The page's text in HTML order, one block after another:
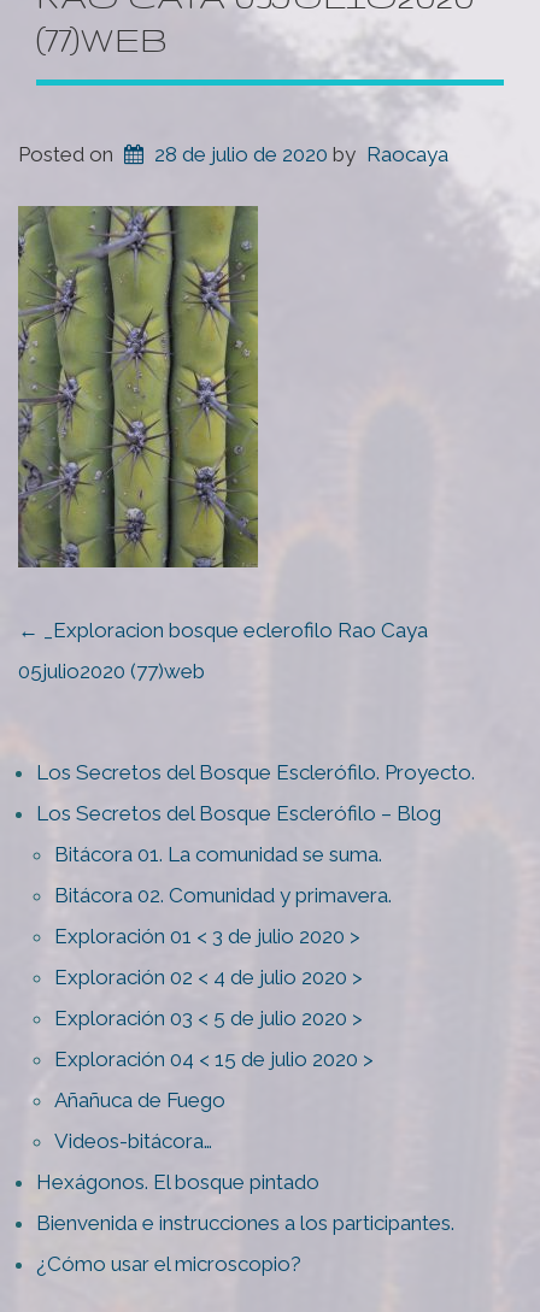
(77)WEB
Posted on 28 de julio de 2020 by Raocaya
POST
NAVIGATION
←
_Exploracion bosque eclerofilo Rao Caya
05julio2020 (77)web
Los Secretos del Bosque Esclerófilo. Proyecto.
Los Secretos del Bosque Esclerófilo – Blog
Bitácora 01. La comunidad se suma.
Bitácora 02. Comunidad y primavera.
Exploración 01 < 3 de julio 2020 >
Exploración 02 < 4 de julio 2020 >
Exploración 03 < 5 de julio 2020 >
Exploración 04 < 15 de julio 2020 >
Añañuca de Fuego
Videos-bitácora…
Hexágonos. El bosque pintado
Bienvenida e instrucciones a los participantes.
¿Cómo usar el microscopio?